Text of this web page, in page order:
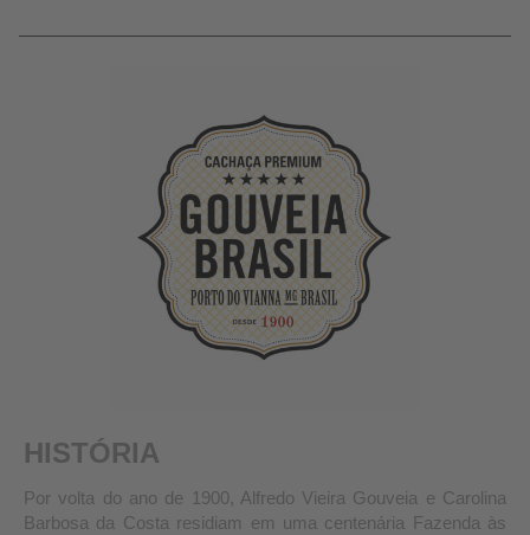
HISTÓRIA
Por volta do ano de 1900, Alfredo Vieira Gouveia e Carolina
Barbosa da Costa residiam em uma centenária Fazenda às